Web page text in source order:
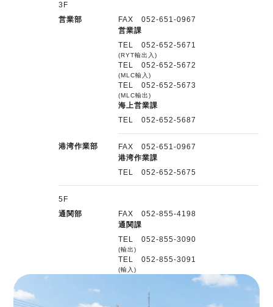
3F
営業部
FAX 052-651-0967
営業課
TEL 052-652-5671
(RYT輸出入)
TEL 052-652-5672
(MLC輸入)
TEL 052-652-5673
(MLC輸出)
海上営業課
TEL 052-652-5687
港湾作業部
FAX 052-651-0967
港湾作業課
TEL 052-652-5675
5F
通関部
FAX 052-855-4198
通関課
TEL 052-855-3090
(輸出)
TEL 052-855-3091
(輸入)